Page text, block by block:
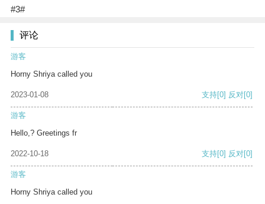
#3#
评论
游客
Horny Shriya called you
2023-01-08 支持[0] 反对[0]
游客
Hello,? Greetings fr
2022-10-18 支持[0] 反对[0]
游客
Horny Shriya called you